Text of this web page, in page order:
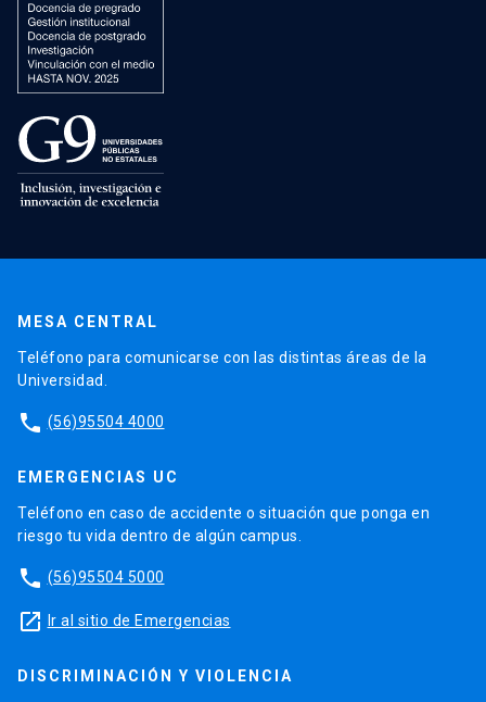
MESA CENTRAL
Teléfono para comunicarse con las distintas áreas de la
Universidad.
phone (56)95504 4000
EMERGENCIAS UC
Teléfono en caso de accidente o situación que ponga en
riesgo tu vida dentro de algún campus.
phone (56)95504 5000
launch Ir al sitio de Emergencias
DISCRIMINACIÓN Y VIOLENCIA